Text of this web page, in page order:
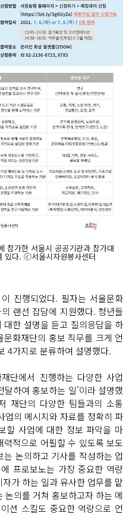
참가한 서울시 공공기관과 참가대
있다. ⓒ서울시자원봉사센터
진행되었다. 필자는 서울문화
랜선 잡담에 지원했다. 청년들
한 설명을 듣고 질의응답을 하
화재단의 홍보 직무를 크게 언
4가지로 분류하여 설명했다.
단에서 진행하는 다양한 사업
하여 홍보하는 일’이라 설명했
재단의 다양한 팀들과의 소통
업의 메시지와 자료를 정확히 파
할 사업에 대한 정보 파악을 마
적으로 어필할 수 있도록 보도
논의하고 기사를 작성하는 업
프로보노는 가장 중요한 역량
가 하는 일과 유사한 업무를 맡
의를 거쳐 홍보하고자 하는 메
션 스킬도 중요한 역량으로 언